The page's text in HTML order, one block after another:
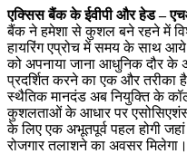
एक्सिस बैंक के ईवीपी और हेड –
बैंक ने हमेशा से कुशल बने रहने में
हायरिंग एप्रोच में समय के साथ
को अपनाया जाना आधुनिक दौर
प्रदर्शित करने का एक और तरीका
स्‍थैतिक मानदंड अब नियुक्ति के
कुशलताओं के आधार पर एसोसिएशंस
के लिए एक अभूतपूर्व पहल होगी
रोजगार तलाशने का अवसर मिलेगा।